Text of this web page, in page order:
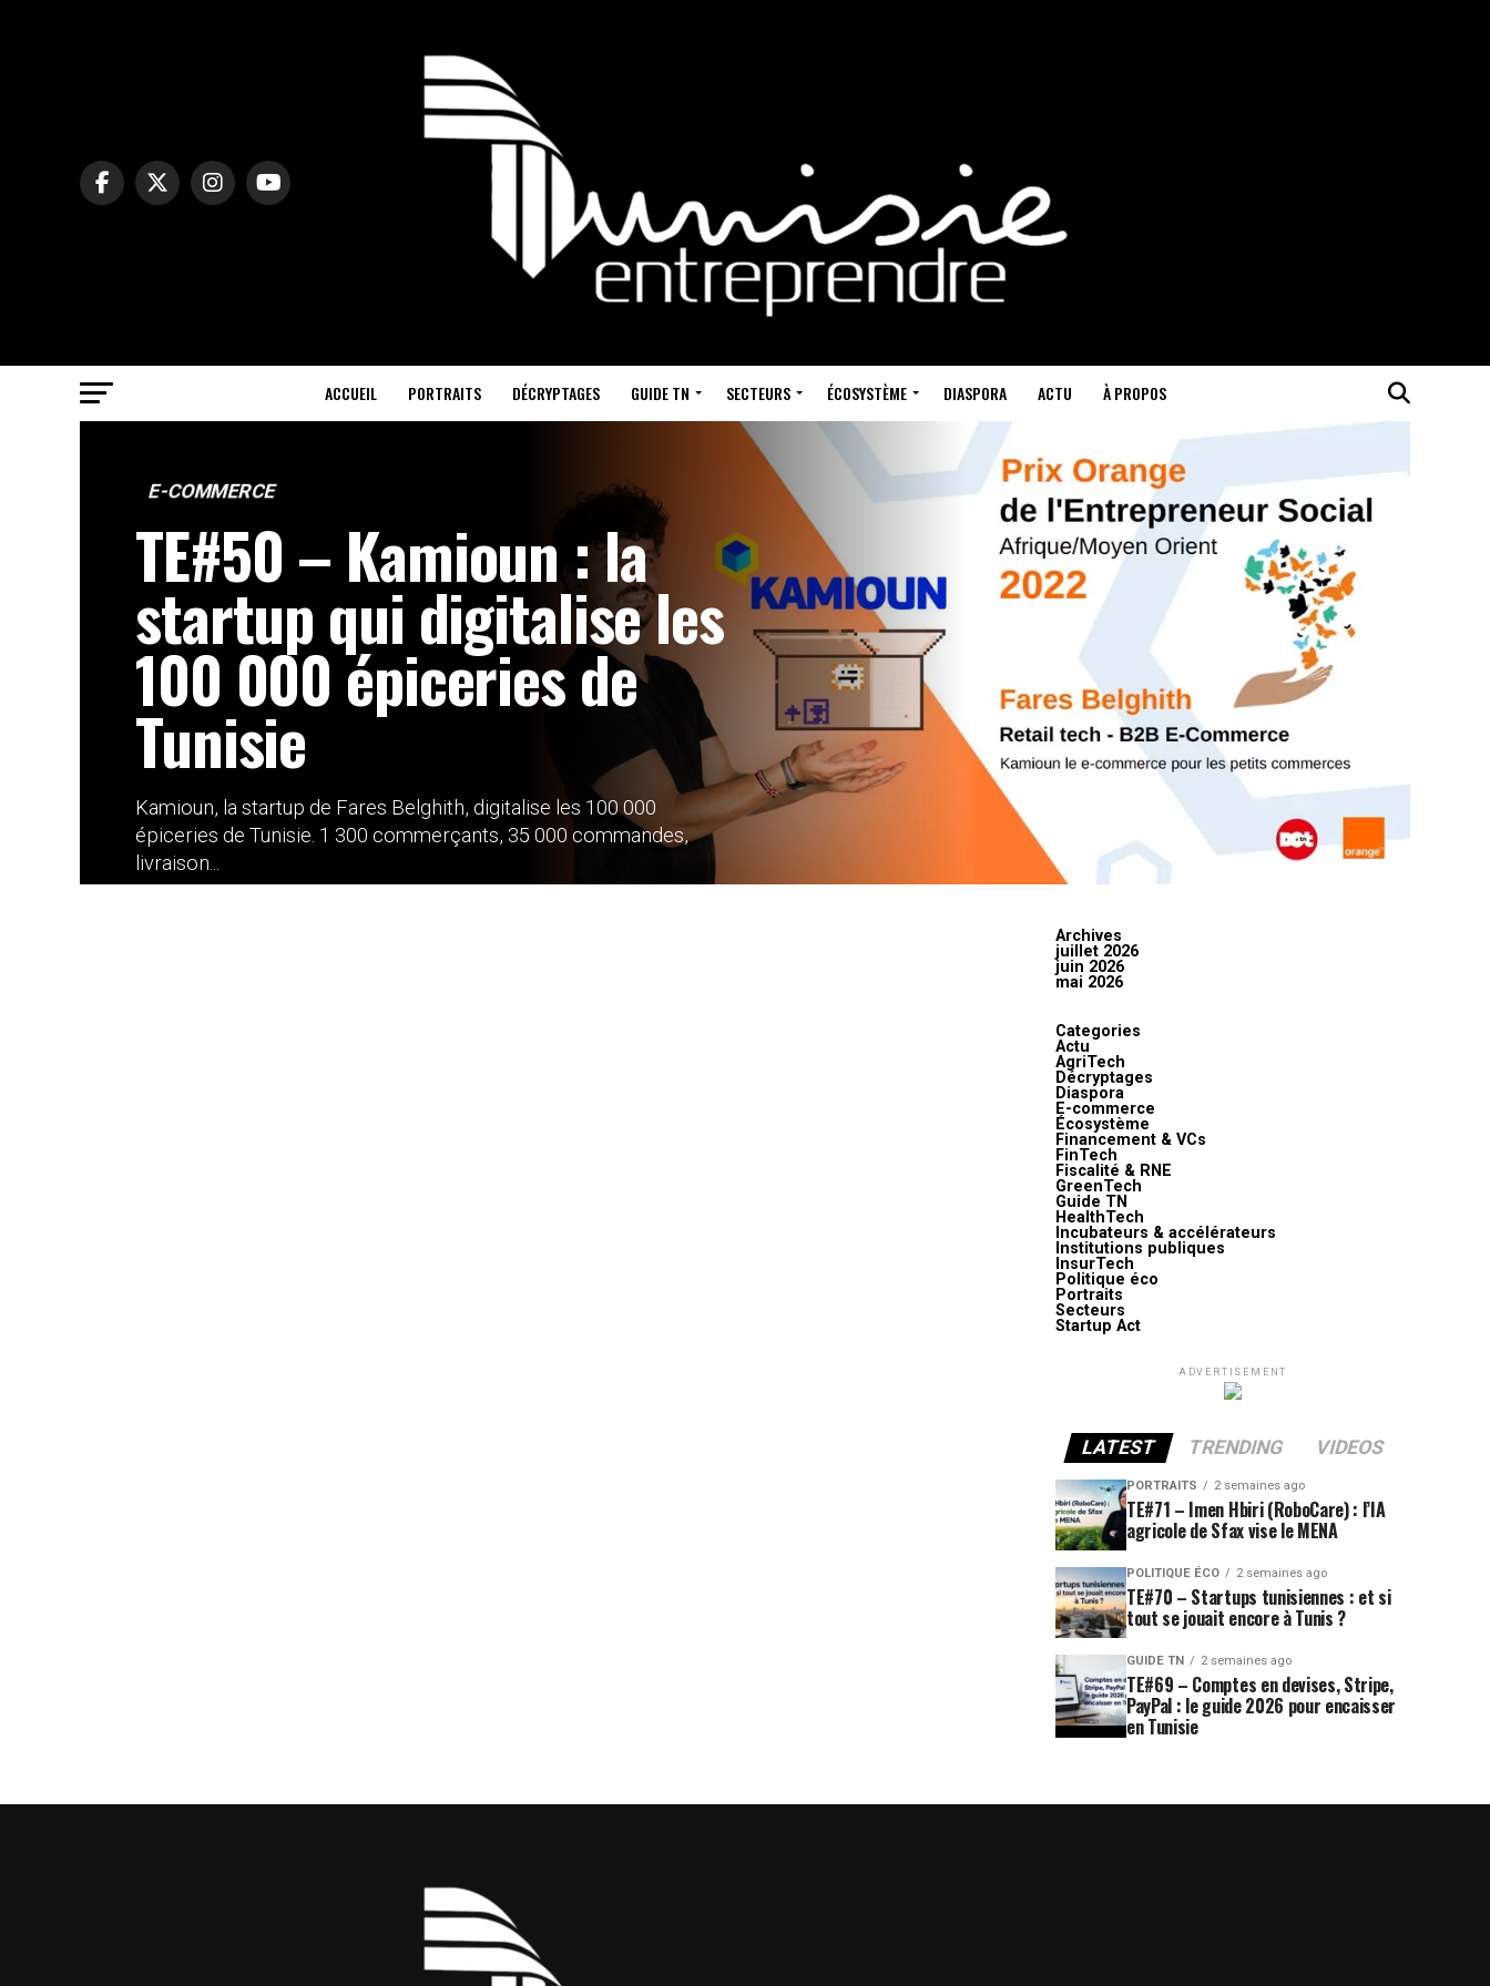
ACCUEIL PORTRAITS DÉCRYPTAGES GUIDE TN SECTEURS ÉCOSYSTÈME DIASPORA ACTU À PROPOS
E-COMMERCE
TE#50 – Kamioun : la
startup qui digitalise les
100 000 épiceries de
Tunisie
Kamioun, la startup de Fares Belghith, digitalise les 100 000
épiceries de Tunisie. 1 300 commerçants, 35 000 commandes,
livraison...
Archives
juillet 2026
juin 2026
mai 2026
Categories
Actu
AgriTech
Décryptages
Diaspora
E-commerce
Écosystème
Financement & VCs
FinTech
Fiscalité & RNE
GreenTech
Guide TN
HealthTech
Incubateurs & accélérateurs
Institutions publiques
InsurTech
Politique éco
Portraits
Secteurs
Startup Act
ADVERTISEMENT
LATEST TRENDING VIDEOS
PORTRAITS 2 semaines ago
TE#71 – Imen Hbiri (RoboCare) : l’IA
agricole de Sfax vise le MENA
POLITIQUE ÉCO 2 semaines ago
TE#70 – Startups tunisiennes : et si
tout se jouait encore à Tunis ?
GUIDE TN 2 semaines ago
TE#69 – Comptes en devises, Stripe,
PayPal : le guide 2026 pour encaisser
en Tunisie